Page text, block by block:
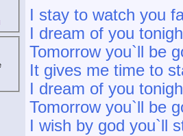
I stay to watch you
I dream of you
Tomorrow you`ll be
It gives me time to
I dream of you
Tomorrow you`ll be
I wish by god you`ll